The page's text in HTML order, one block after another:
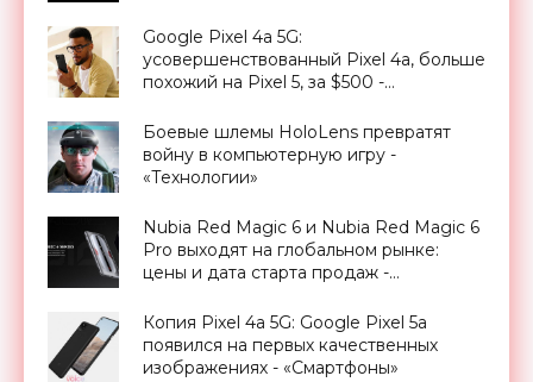
Google Pixel 4a 5G:
усовершенствованный Pixel 4a, больше
похожий на Pixel 5, за $500 -
Боевые шлемы HoloLens превратят
войну в компьютерную игру -
«Технологии»
Nubia Red Magic 6 и Nubia Red Magic 6
Pro выходят на глобальном рынке:
цены и дата старта продаж -
Копия Pixel 4a 5G: Google Pixel 5a
появился на первых качественных
изображениях - «Смартфоны»